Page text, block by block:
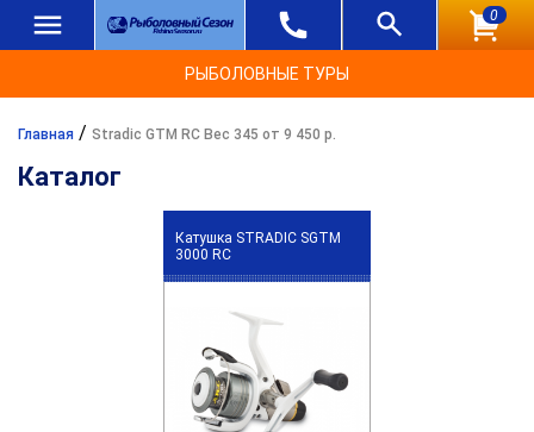
0
РЫБОЛОВНЫЕ ТУРЫ
Главная / Stradic GTM RC Вес 345 от 9 450 р.
Каталог
Катушка STRADIC SGTM
3000 RC